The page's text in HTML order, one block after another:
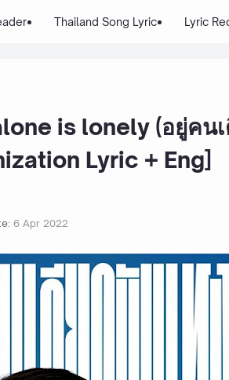
Thailand Song Lyric Lyric
is lonely (อยู่คน
Lyric + Eng]
6 Apr 2022